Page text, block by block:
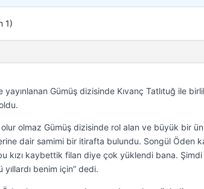
1)
yayınlanan Gümüş dizisinde Kıvanç Tatlıtuğ ile
olmaz Gümüş dizisinde rol alan ve büyük bir
dair samimi bir itirafta bulundu. Songül Öden
kızı kaybettik filan diye çok yüklendi bana.
yıllardı benim için” dedi.